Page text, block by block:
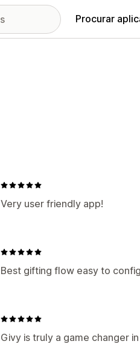
Procurar
Very user friendly app!
Best gifting flow easy to
Givy is truly a game changer